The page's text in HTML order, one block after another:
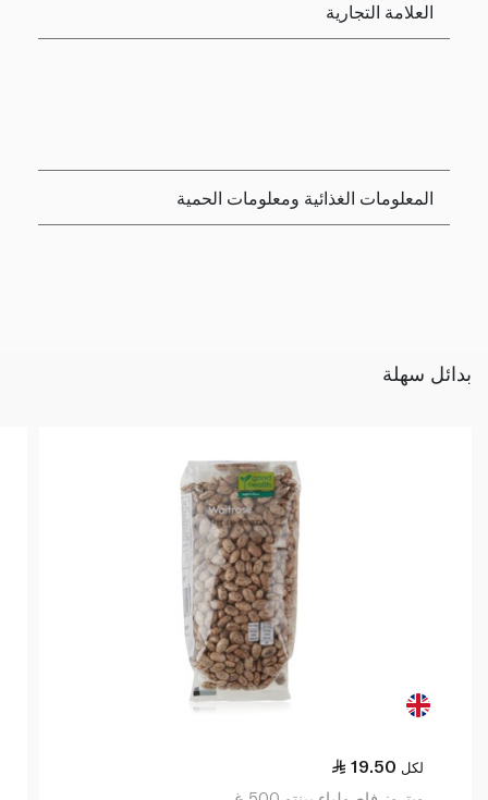
العلامة التجارية
المعلومات الغذائية ومعلومات الحمية
بدائل سهلة
19.50 لكل